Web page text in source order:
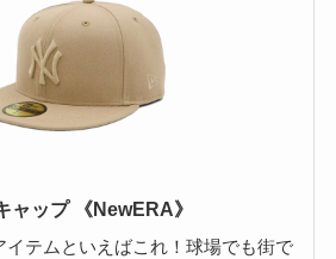
ャップ 《NewERA》
イテムといえばこれ！球場でも街で